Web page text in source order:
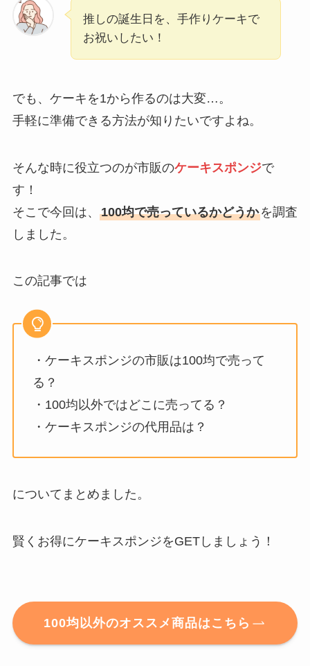
推しの誕生日を、手作りケーキで
お祝いしたい！
でも、ケーキを1から作るのは大変…。
手軽に準備できる方法が知りたいですよね。
そんな時に役立つのが市販のケーキスポンジで
す！
そこで今回は、 100均で売っているかどうかを調査
しました。
この記事では
・ケーキスポンジの市販は100均で売って
る？
・100均以外ではどこに売ってる？
・ケーキスポンジの代用品は？
についてまとめました。
賢くお得にケーキスポンジをGETしましょう！
100均以外のオススメ商品はこちら